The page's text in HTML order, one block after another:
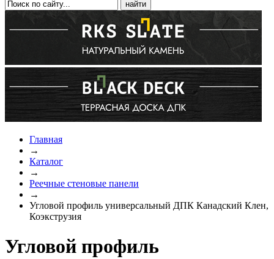
Главная
→
Каталог
→
Реечные стеновые панели
→
Угловой профиль универсальный ДПК Канадский Клен,
Коэкструзия
Угловой профиль